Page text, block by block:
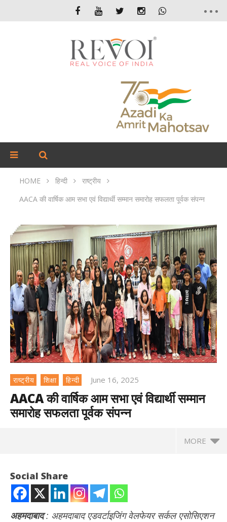
HOME हिन्दी
राष्ट्रीय
AACA की वार्षिक आम सभा एवं विद्यार्थी सम्मान समारोह सफलता पूर्वक संपन्न
राष्ट्रीय शिक्षा हिन्दी June 16, 2025
AACA की वार्षिक आम सभा एवं विद्यार्थी सम्मान
समारोह सफलता पूर्वक संपन्न
MORE
Social Share
अहमदाबाद: अहमदाबाद एडवर्टाइजिंग वेलफेयर सर्कल एसोसिएशन